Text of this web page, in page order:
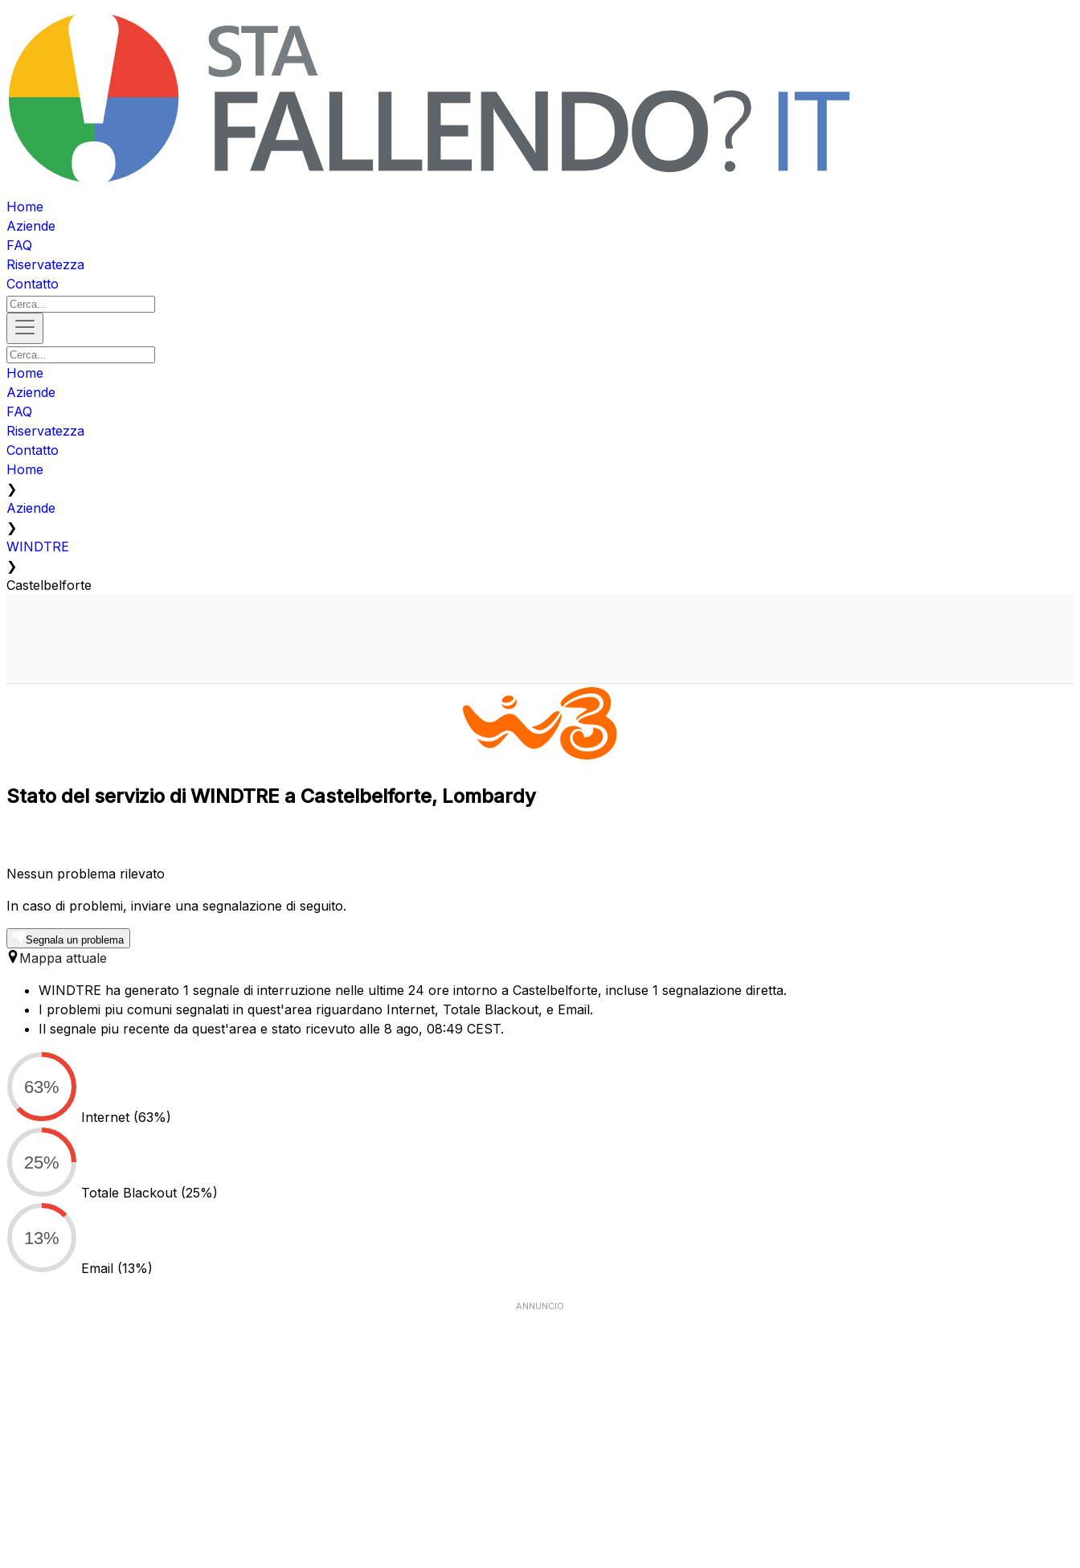
Home
Aziende
FAQ
Riservatezza
Contatto
Home
Aziende
FAQ
Riservatezza
Contatto
Home
❯
Aziende
❯
WINDTRE
❯
Castelbelforte
Stato del servizio di WINDTRE a Castelbelforte, Lombardy
Nessun problema rilevato
In caso di problemi, inviare una segnalazione di seguito.
Segnala un problema
Mappa attuale
WINDTRE ha generato 1 segnale di interruzione nelle ultime 24 ore intorno a Castelbelforte, incluse 1 segnalazione diretta.
I problemi piu comuni segnalati in quest'area riguardano Internet, Totale Blackout, e Email.
Il segnale piu recente da quest'area e stato ricevuto alle 8 ago, 08:49 CEST.
63%
Internet (63%)
25%
Totale Blackout (25%)
13%
Email (13%)
ANNUNCIO